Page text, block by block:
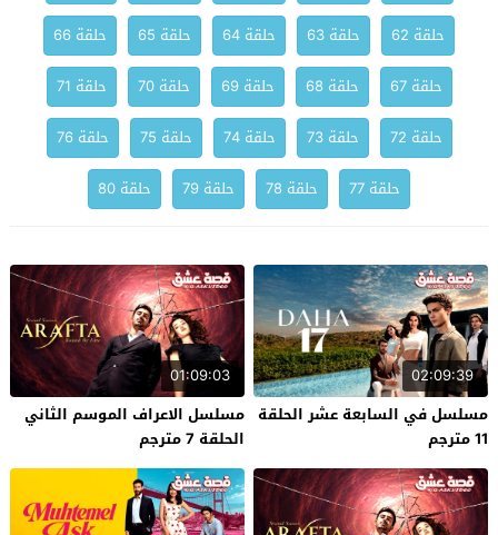
حلقة 62
حلقة 63 حلقة 64 حلقة 65
حلقة 66
حلقة 67
حلقة 68 حلقة 69 حلقة 70
حلقة 71
حلقة 72
حلقة 73 حلقة 74 حلقة 75
حلقة 76
حلقة 77
حلقة 78 حلقة 79 حلقة 80
02:09:39
مسلسل في السابعة عشر الحلقة
11 مترجم
01:09:03
مسلسل الاعراف الموسم الثاني
الحلقة 7 مترجم